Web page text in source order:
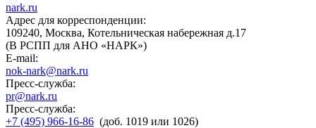
nark.ru
Адрес для корреспонденции:
109240, Москва, Котельническая набережная д.17
(В РСПП для АНО «НАРК»)
E-mail:
nok-nark@nark.ru
Пресс-служба:
pr@nark.ru
Пресс-служба:
+7 (495) 966-16-86 (доб. 1019 или 1026)